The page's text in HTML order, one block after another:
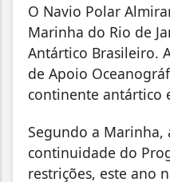
O Navio Polar
Marinha do Rio de
Antártico Brasileiro.
de Apoio
continente antártico
Segundo a
continuidade do
restrições, este ano